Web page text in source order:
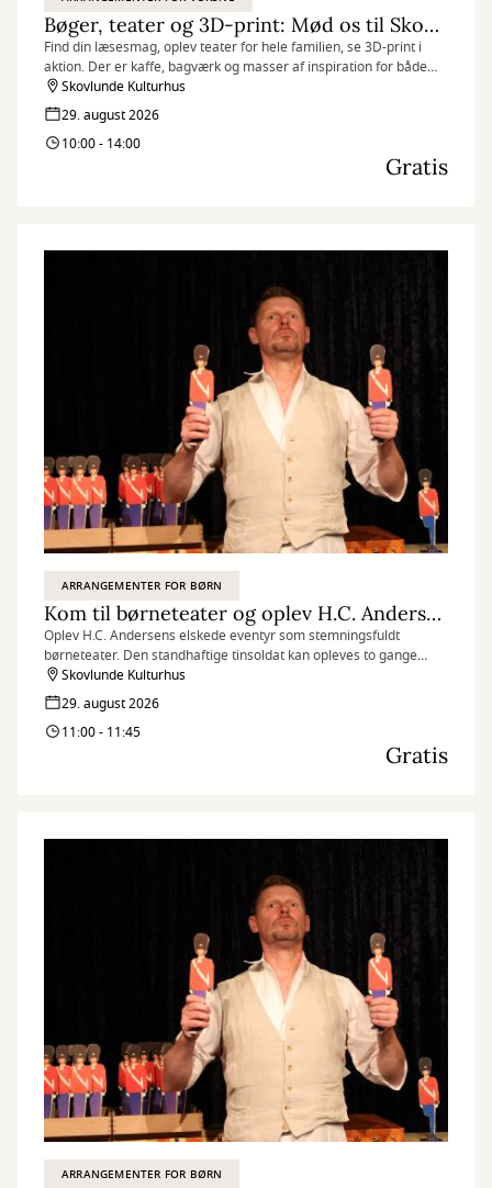
Bøger, teater og 3D-print: Mød os til Skovlunde Byfest
Find din læsesmag, oplev teater for hele familien, se 3D-print i
aktion. Der er kaffe, bagværk og masser af inspiration for både
børn og voksne.
Skovlunde Kulturhus
29. august 2026
10:00 - 14:00
Gratis
ARRANGEMENTER FOR BØRN
Kom til børneteater og oplev H.C. Andersens Den standhaftige tinsoldat
Oplev H.C. Andersens elskede eventyr som stemningsfuldt
børneteater. Den standhaftige tinsoldat kan opleves to gange
lørdag den 29. august, og herunder kan du få gratis billetter til
forestillingen kl. 11.00-11.45.
Skovlunde Kulturhus
29. august 2026
11:00 - 11:45
Gratis
ARRANGEMENTER FOR BØRN